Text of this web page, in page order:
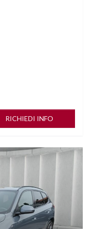
RICHIEDI INFO